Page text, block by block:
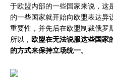
于欧盟内部的一些国家来说，这
的一些国家就开始向欧盟表达异
重要性，并先后在欧盟制裁俄罗
所以， 欧盟在无法说服这些国家
的方式来保持立场统一。